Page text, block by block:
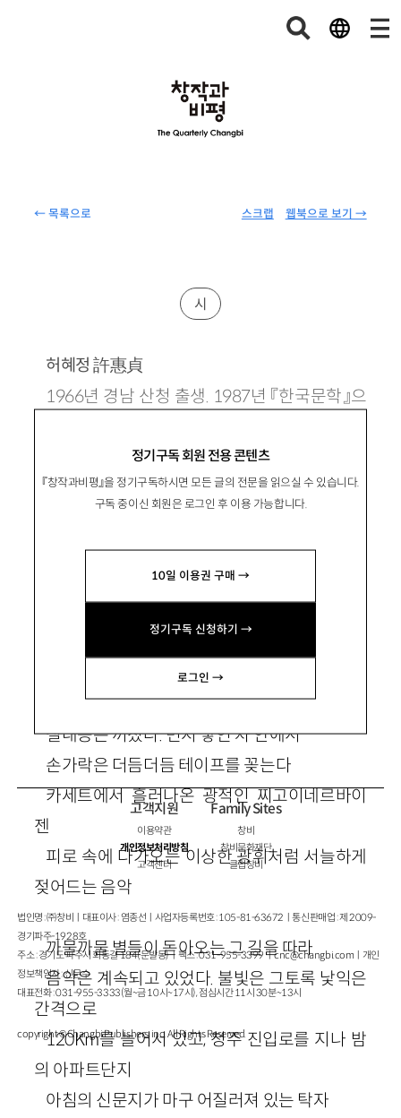
← 목록으로 웹북으로 보기 →
스크랩
정기구독 회원 전용 콘텐츠
『창작과비평』을 정기구독하시면 모든 글의 전문을 읽으실 수 있습니다.
구독 중이신 회원은 로그인 후 이용 가능합니다.
10일 이용권 구매 →
정기구독 신청하기 →
로그인 →
시
허혜정 許惠貞
1966년 경남 산청 출생. 1987년 『한국문학』으
시집 『비 속에도 나비가 오나』가 있음.
밤의 고속도로
톨게이트 불빛이 등뒤로 사라지고
실내등은 꺼졌다. 먼지 쌓인 차 안에서
손가락은 더듬더듬 테이프를 꽂는다
카세트에서 흘러나온 광적인 찌고이네르바이
젠
피로 속에 다가오는 이상한 광휘처럼 서늘하게
젖어드는 음악
까물까물 별들이 돋아오는 그 길을 따라
음악은 계속되고 있었다. 불빛은 그토록 낯익은
간격으로
120Km를 늘어서 있고, 청주 진입로를 지나 밤
의 아파트단지
아침의 신문지가 마구 어질러져 있는 탁자
고객지원
이용약관
개인정보처리방침
고객센터
Family Sites
창비
창비문화재단
클럽창비
법인명 : ㈜창비ㅣ대표이사 : 염종선ㅣ사업자등록번호 : 105-81-63672ㅣ통신판매업 : 제 2009-
경기파주-1928호
주소 : 경기도 파주시 회동길 184(문발동)ㅣ팩스 : 031-955-3399 ㅣcnc@changbi.com ㅣ개인
정보책임자 : 신문수
대표전화 : 031-955-3333(월~금 10시~17시), 점심시간 11시 30분~13시
copyright © Changbi Publishers, inc. All Rights Reserved.